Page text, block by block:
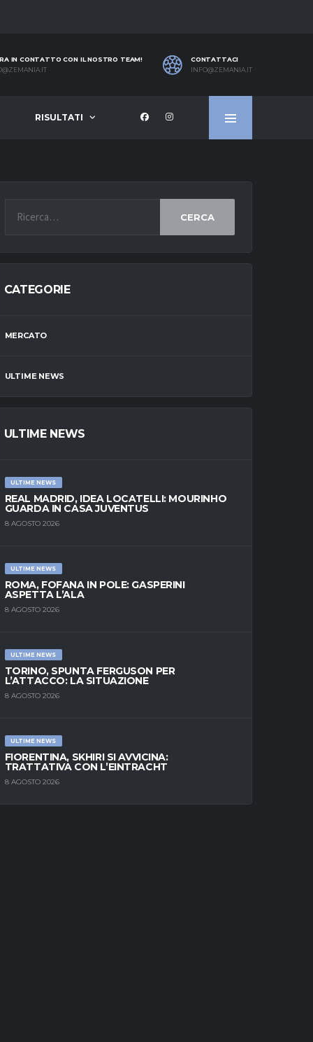
IN CONTATTO CON IL NOSTRO TEAM!
CONTATTACI
INFO@ZEMANIA.IT
RISULTATI
CERCA
CATEGORIE
MERCATO
ULTIME NEWS
ULTIME NEWS
ULTIME NEWS
REAL MADRID, IDEA LOCATELLI: MOURINHO
GUARDA IN CASA JUVENTUS
8 AGOSTO 2026
ULTIME NEWS
ROMA, FOFANA IN POLE: GASPERINI
ASPETTA L’ALA
8 AGOSTO 2026
ULTIME NEWS
TORINO, SPUNTA FERGUSON PER
L’ATTACCO: LA SITUAZIONE
8 AGOSTO 2026
ULTIME NEWS
FIORENTINA, SKHIRI SI AVVICINA:
TRATTATIVA CON L’EINTRACHT
8 AGOSTO 2026